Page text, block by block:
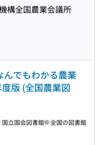
構全国農業会議所
んでもわかる農業
版 (全国農業図
国立国会図書館 全国の図書館